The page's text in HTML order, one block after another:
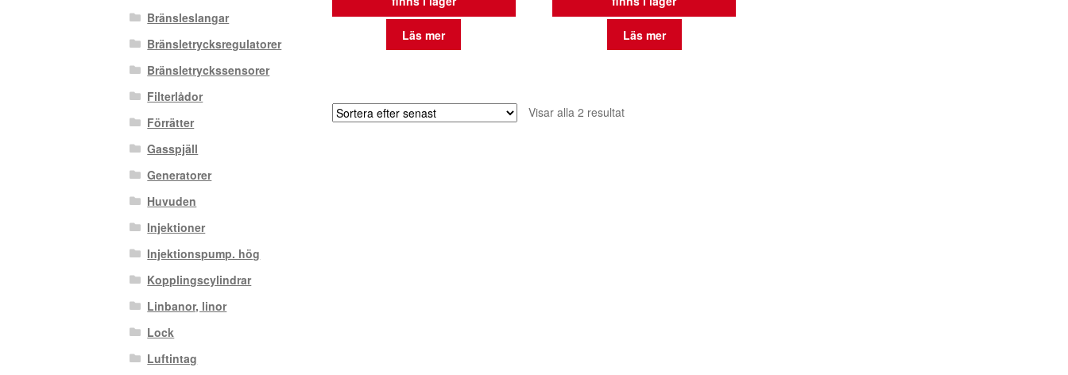
Läs mer Läs mer
Visar alla 2 resultatSortera
Bränsleslangar
Bränsletrycksregulatorer
Bränsletryckssensorer
Filterlådor
Förrätter
Gasspjäll
Generatorer
Huvuden
Injektioner
Injektionspump. hög
Kopplingscylindrar
Linbanor, linor
Lock
Luftintag